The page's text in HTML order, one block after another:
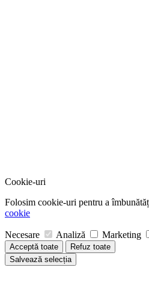
Cookie-uri
Folosim cookie-uri pentru a
cookie
Necesare Analiză Marketing
Acceptă toate
Refuz toate
Salvează selecția